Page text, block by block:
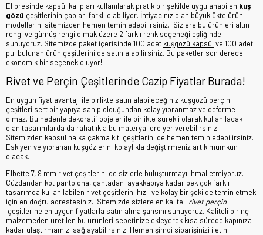
El presinde kapsül kalıpları kullanılarak pratik bir şekilde uygulanabilen kuş
gözü çeşitlerinin çapları farklı olabiliyor. İhtiyacınız olan büyüklükte ürün
modellerini sitemizden hemen temin edebilirsiniz. Sizlere bu ürünleri altın
rengi ve gümüş rengi olmak üzere 2 farklı renk seçeneği eşliğinde
sunuyoruz. Sitemizde paket içerisinde 100 adet kuşgözü kapsül ve 100 adet
pul bulunan ürün çeşitlerini de satın alabilirsiniz. Bu paketler son derece
ekonomik bir seçenek oluyor!
Rivet ve Perçin Çeşitlerinde Cazip Fiyatlar Burada!
En uygun fiyat avantajı ile birlikte satın alabileceğiniz kuşgözü perçin
çeşitleri sert bir yapıya sahip olduğundan kolay yıpranmaz ve deforme
olmaz. Bu nedenle dekoratif objeler ile birlikte sürekli olarak kullanılacak
olan tasarımlarda da rahatlıkla bu materyallere yer verebilirsiniz.
Sitemizden kapsül halka çakma kiti çeşitlerini de hemen temin edebilirsiniz.
Eskiyen ve yıpranan kuşgözlerini kolaylıkla değiştirmeniz artık mümkün
olacak.
Elbette 7, 9 mm rivet çeşitlerini de sizlerle buluşturmayı ihmal etmiyoruz.
Cüzdandan kot pantolona, çantadan ayakkabıya kadar pek çok farklı
tasarımda kullanılabilen rivet çeşitlerini hızlı ve kolay bir şekilde temin etmek
için en doğru adrestesiniz. Sitemizde sizlere en kaliteli rivet perçin
çeşitlerine en uygun fiyatlarla satın alma şansını sunuyoruz. Kaliteli pirinç
malzemeden üretilen bu ürünleri sepetinize ekleyerek kısa sürede kapınıza
kadar ulaştırmamızı sağlayabilirsiniz. Hemen şimdi siparişinizi iletin.